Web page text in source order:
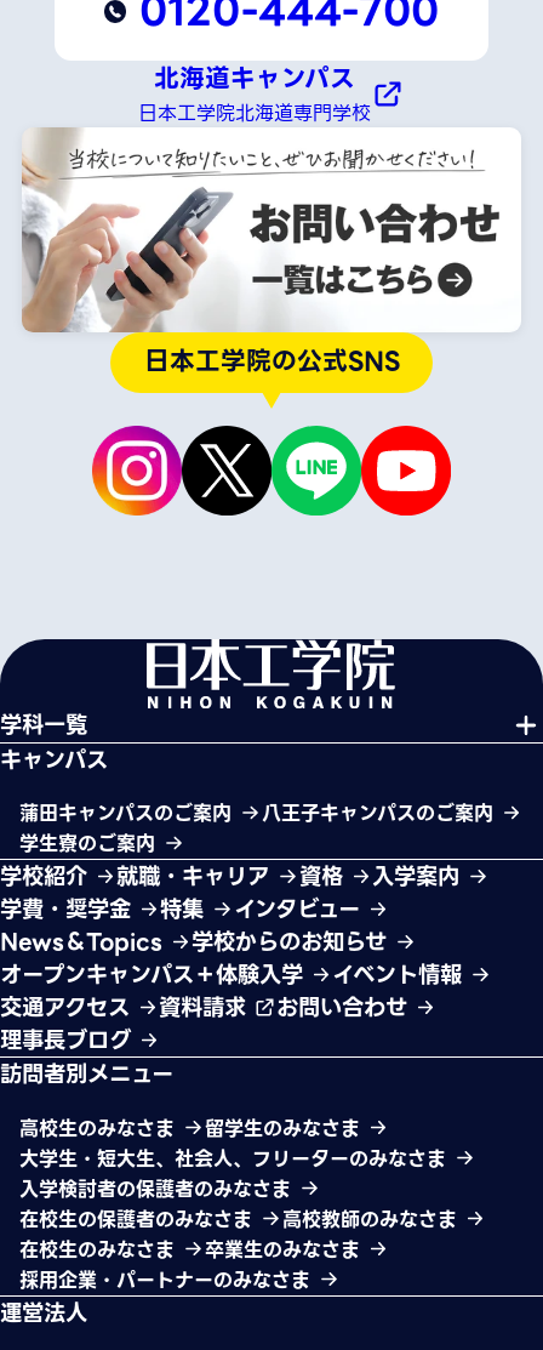
北海道キャンパス
日本工学院北海道専門学校
日本工学院の公式SNS
学科一覧
キャンパス
蒲田キャンパスのご案内
八王子キャンパスのご案内
学生寮のご案内
学校紹介 就職・キャリア 資格
入学案内
学費・奨学金
特集
インタビュー
News＆Topics
学校からのお知らせ
オープンキャンパス＋体験入学
イベント情報
交通アクセス
資料請求
お問い合わせ
理事長ブログ
訪問者別メニュー
高校生のみなさま
留学生のみなさま
大学生・短大生、社会人、フリーターのみなさま
入学検討者の保護者のみなさま
在校生の保護者のみなさま
高校教師のみなさま
在校生のみなさま
卒業生のみなさま
採用企業・パートナーのみなさま
運営法人